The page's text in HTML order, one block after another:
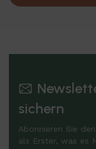
sichern
Abonnieren Sie
als Erster, was es